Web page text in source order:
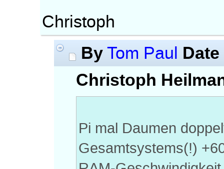
Christoph
By Tom Paul Date
Christoph
Pi mal Daumen
Gesamtsystems(!)